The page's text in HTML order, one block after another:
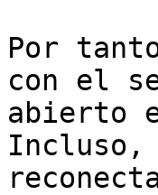
Por
con el
abierto
Incluso,